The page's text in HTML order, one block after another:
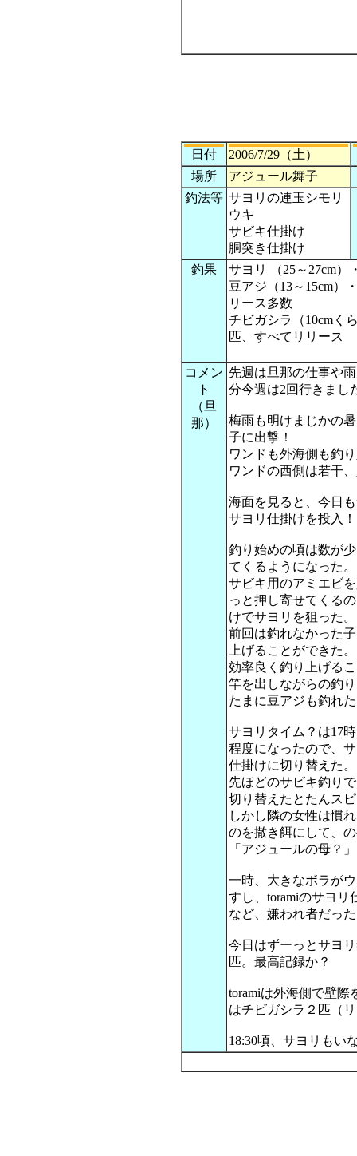
日付
2006/7/29（土）
場所
アジュール舞子
釣法等 サヨリの連玉シモリ
ウキ
サビキ仕掛け
胴突き仕掛け
釣果
サヨリ （25～27cm）
豆アジ（13～15cm）
リース多数
チビガシラ（10cmく
匹、すべてリリース
コメン
ト
（旦
那）
先週は旦那の仕事や
分今週は2回行きまし
梅雨も明けまじかの
子に出撃！
ワンドも外海側も釣
ワンドの西側は若干
海面を見ると、今日
サヨリ仕掛けを投入
釣り始めの頃は数が
てくるようになった。
サビキ用のアミエビ
っと押し寄せてくる
けでサヨリを狙った。
前回は釣れなかった
上げることができた。
効率良く釣り上げる
竿を出しながらの釣
たまに豆アジも釣れ
サヨリタイム？は17
程度になったので、
仕掛けに切り替えた。
先ほどのサビキ釣り
切り替えたとたんス
しかし隣の女性は慣
のを撒き餌にして、
「アジュールの母？」
一時、大きなボラが
すし、toramiのサヨ
など、嫌われ者だっ
今日はずーっとサヨ
匹。最高記録か？
toramiは外海側で壁
はチビガシラ２匹（
18:30頃、サヨリもい